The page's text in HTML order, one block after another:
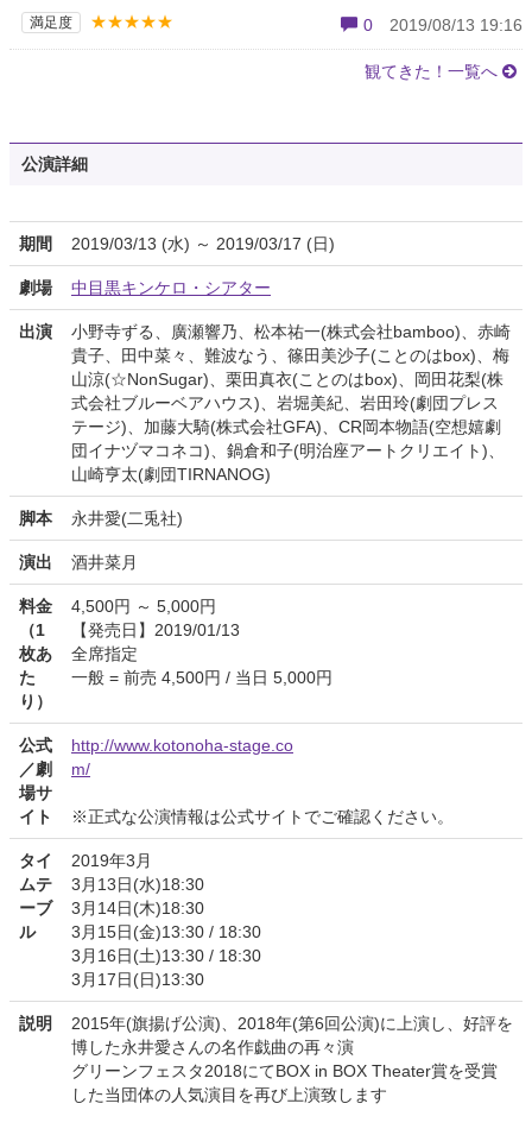
満足度 ★★★★★ 0 2019/08/13 19:16
観てきた！一覧へ
公演詳細
期間 2019/03/13 (水) ～ 2019/03/17 (日)
劇場 中目黒キンケロ・シアター
出演
小野寺ずる、廣瀬響乃、松本祐一(株式会社bamboo)、赤崎
貴子、田中菜々、難波なう、篠田美沙子(ことのはbox)、梅
山涼(☆NonSugar)、栗田真衣(ことのはbox)、岡田花梨(株
式会社ブルーベアハウス)、岩堀美紀、岩田玲(劇団プレス
テージ)、加藤大騎(株式会社GFA)、CR岡本物語(空想嬉劇
団イナヅマコネコ)、鍋倉和子(明治座アートクリエイト)、
山崎亨太(劇団TIRNANOG)
脚本 永井愛(二兎社)
演出 酒井菜月
料金
（1
枚あ
た
り）
4,500円 ～ 5,000円
【発売日】2019/01/13
全席指定
一般 = 前売 4,500円 / 当日 5,000円
公式
／劇
場サ
イト
http://www.kotonoha-stage.co
m/
※正式な公演情報は公式サイトでご確認ください。
タイ
ムテ
ーブ
ル
2019年3月
3月13日(水)18:30
3月14日(木)18:30
3月15日(金)13:30 / 18:30
3月16日(土)13:30 / 18:30
3月17日(日)13:30
説明
2015年(旗揚げ公演)、2018年(第6回公演)に上演し、好評を
博した永井愛さんの名作戯曲の再々演
グリーンフェスタ2018にてBOX in BOX Theater賞を受賞
した当団体の人気演目を再び上演致します